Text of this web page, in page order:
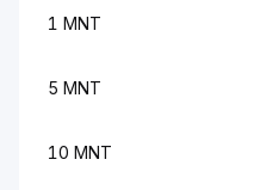
1 MNT
5 MNT
10 MNT